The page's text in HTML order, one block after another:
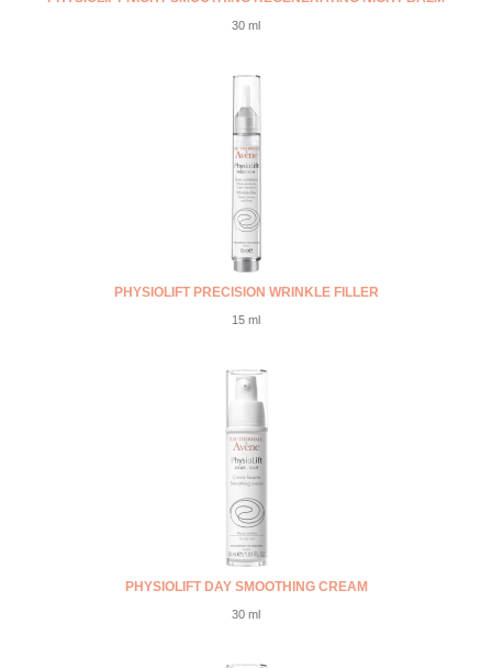
30 ml
PHYSIOLIFT PRECISION WRINKLE FILLER
15 ml
PHYSIOLIFT DAY SMOOTHING CREAM
30 ml